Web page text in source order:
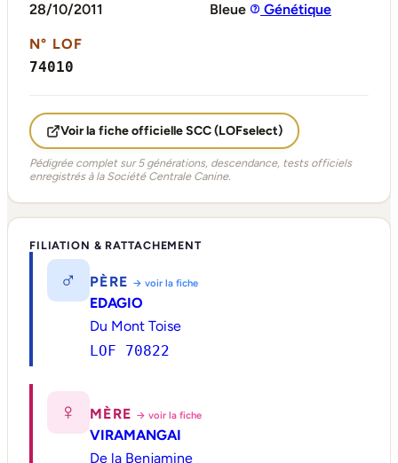
28/10/2011
Bleue
Génétique
N° LOF
74010
Voir la fiche officielle SCC (LOFselect)
Pédigrée complet sur 5 générations, descendance, tests officiels
enregistrés à la Société Centrale Canine.
FILIATION & RATTACHEMENT
♂ PÈRE → voir la fiche
EDAGIO
Du Mont Toise
LOF 70822
♀ MÈRE → voir la fiche
VIRAMANGAI
De la Benjamine